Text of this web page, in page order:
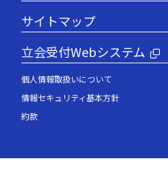
サイトマップ
立会受付Webシステム
個人情報取扱いについて
情報セキュリティ基本方針
約款